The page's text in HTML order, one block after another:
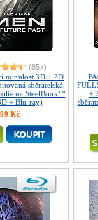
(85x)
minulost 3D + 2D
sběratelská
na SteelBook™
+ Blu-ray)
Kč
+